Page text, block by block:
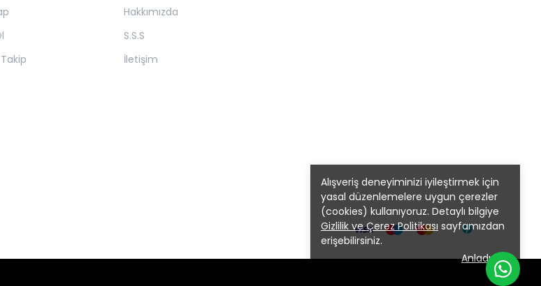
Alışveriş deneyiminizi iyileştirmek için
yasal düzenlemelere uygun çerezler
(cookies) kullanıyoruz. Detaylı bilgiye
Gizlilik ve Çerez Politikası sayfamızdan
erişebilirsiniz.
Anladım
Hakkımızda
S.S.S
İletişim